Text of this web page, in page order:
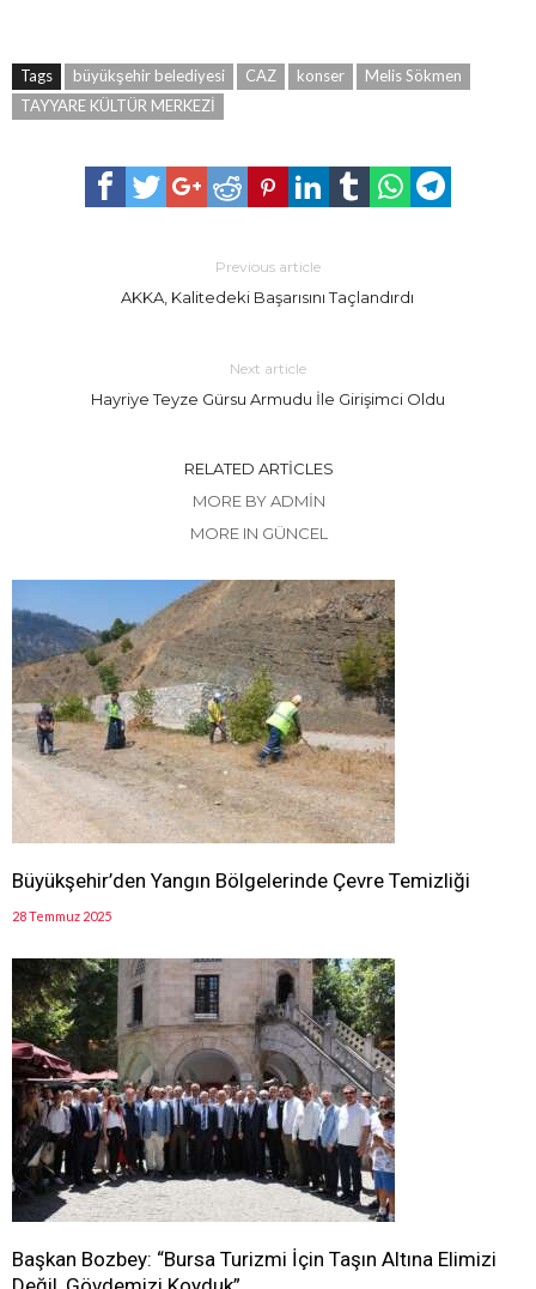
Tags büyükşehir belediyesi CAZ konser
Melis Sökmen
TAYYARE KÜLTÜR MERKEZİ
Previous article
AKKA, Kalitedeki Başarısını Taçlandırdı
Next article
Hayriye Teyze Gürsu Armudu İle Girişimci Oldu
RELATED ARTICLES
MORE BY ADMIN
MORE IN GÜNCEL
Büyükşehir’den Yangın Bölgelerinde Çevre Temizliği
28 Temmuz 2025
Başkan Bozbey: “Bursa Turizmi İçin Taşın Altına Elimizi